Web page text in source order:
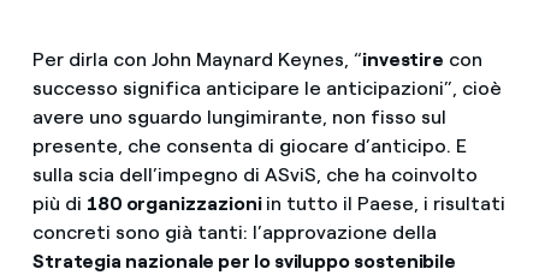
Per dirla con John Maynard Keynes, “investire con
successo significa anticipare le anticipazioni”, cioè
avere uno sguardo lungimirante, non fisso sul
presente, che consenta di giocare d’anticipo. E
sulla scia dell’impegno di ASviS, che ha coinvolto
più di 180 organizzazioniin tutto il Paese, i risultati
concreti sono già tanti: l’approvazione della
Strategia nazionale per lo sviluppo sostenibile